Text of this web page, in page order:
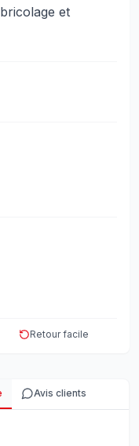
et
Retour facile
Avis clients